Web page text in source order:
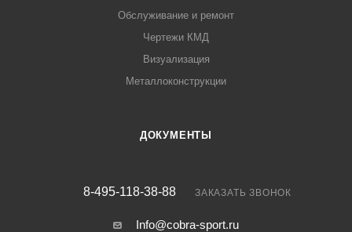
Обслуживание и ремонт
Чертежи КМД
Визуализация
Металлоконструкции
ДОКУМЕНТЫ
8-495-118-38-88 ЗАКАЗАТЬ ЗВОНОК
Info@cobra-sport.ru